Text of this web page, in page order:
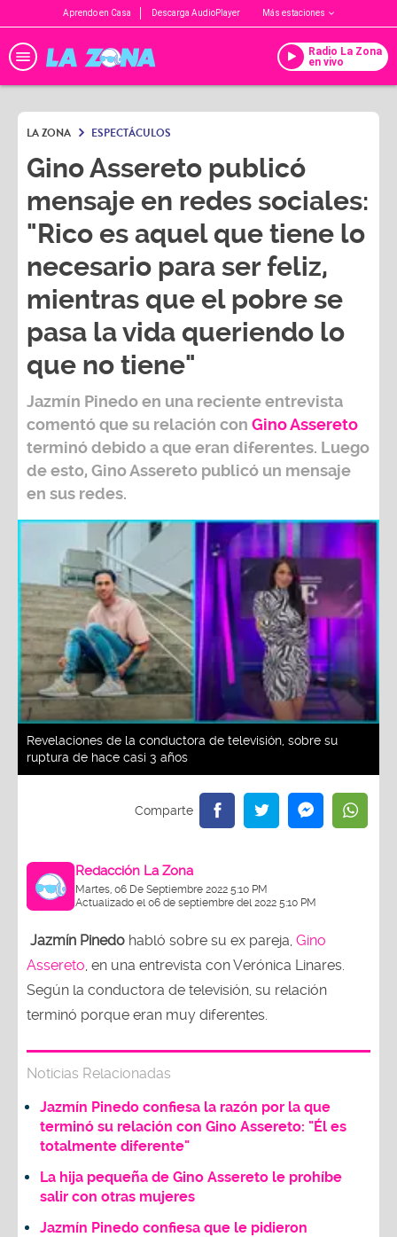
Aprendo en Casa Descarga AudioPlayer Más estaciones
Radio La Zona
en vivo
LA ZONA ESPECTÁCULOS
Gino Assereto publicó
mensaje en redes sociales:
"Rico es aquel que tiene lo
necesario para ser feliz,
mientras que el pobre se
pasa la vida queriendo lo
que no tiene"
Jazmín Pinedoen una reciente entrevista
comentó que su relación con Gino Assereto
terminó debido a que eran diferentes. Luego
de esto, Gino Assereto publicó un mensaje
en sus redes.
Revelaciones de la conductora de televisión, sobre su
ruptura de hace casi 3 años
Redacción La Zona
Martes, 06 De Septiembre 2022 5:10 PM
Actualizado el 06 de septiembre del 2022 5:10 PM
Jazmín Pinedo habló sobre su ex pareja, Gino
Assereto , en una entrevista con Verónica Linares.
Según la conductora de televisión, su relación
terminó porque eran muy diferentes.
Noticias Relacionadas
Jazmín Pinedo confiesa la razón por la que
terminó su relación con Gino Assereto: "Él es
totalmente diferente"
La hija pequeña de Gino Assereto le prohíbe
salir con otras mujeres
Jazmín Pinedo confiesa que le pidieron